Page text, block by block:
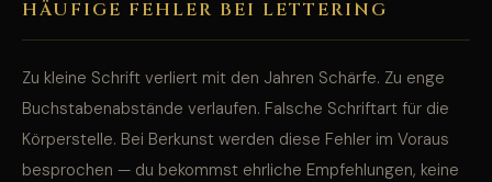
HÄUFIGE FEHLER BEI LETTERING
Zu kleine Schrift verliert mit den Jahren Schärfe. Zu enge
Buchstabenabstände verlaufen. Falsche Schriftart für die
Körperstelle. Bei Berkunst werden diese Fehler im Voraus
besprochen — du bekommst ehrliche Empfehlungen, keine